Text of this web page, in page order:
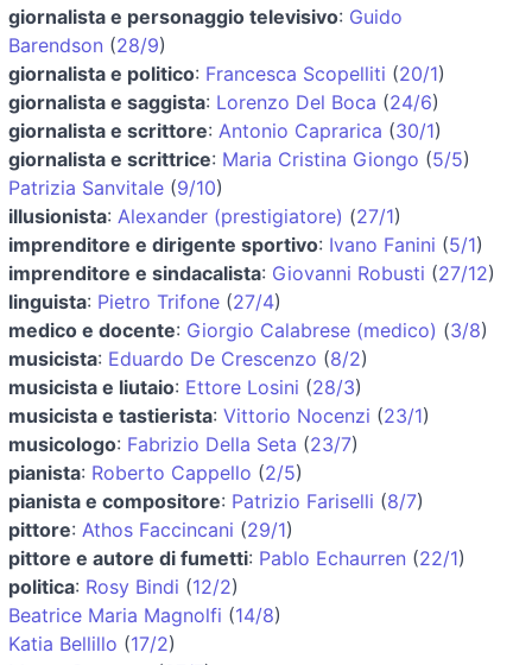
giornalista e personaggio televisivo: Guido
Barendson (28/9)
giornalista e politico: Francesca Scopelliti (20/1)
giornalista e saggista: Lorenzo Del Boca (24/6)
giornalista e scrittore: Antonio Caprarica (30/1)
giornalista e scrittrice: Maria Cristina Giongo (5/5)
Patrizia Sanvitale (9/10)
illusionista: Alexander (prestigiatore) (27/1)
imprenditore e dirigente sportivo: Ivano Fanini (5/1)
imprenditore e sindacalista: Giovanni Robusti (27/12)
linguista: Pietro Trifone (27/4)
medico e docente: Giorgio Calabrese (medico) (3/8)
musicista: Eduardo De Crescenzo (8/2)
musicista e liutaio: Ettore Losini (28/3)
musicista e tastierista: Vittorio Nocenzi (23/1)
musicologo: Fabrizio Della Seta (23/7)
pianista: Roberto Cappello (2/5)
pianista e compositore: Patrizio Fariselli (8/7)
pittore: Athos Faccincani (29/1)
pittore e autore di fumetti: Pablo Echaurren (22/1)
politica: Rosy Bindi (12/2)
Beatrice Maria Magnolfi (14/8)
Katia Bellillo (17/2)